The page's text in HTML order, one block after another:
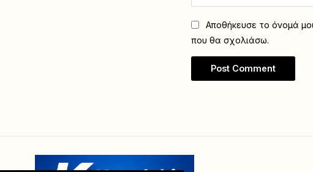
Αποθήκευσε το όνομά
που θα σχολιάσω.